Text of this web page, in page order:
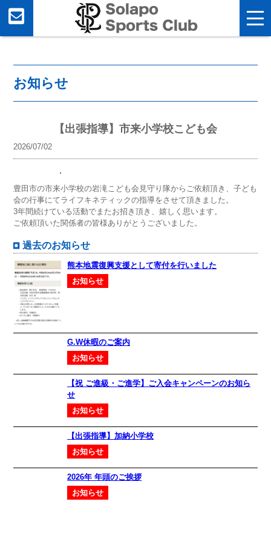
お知らせ
【出張指導】市来小学校こども会
2026/07/02
豊田市の市来小学校の岩滝こども会見守り隊からご依頼頂き、子ども
会の行事にてライフキネティックの指導をさせて頂きました。
3年間続けている活動でまたお招き頂き、嬉しく思います。
ご依頼頂いた関係者の皆様ありがとうございました。
過去のお知らせ
熊本地震復興支援として寄付を行いました
お知らせ
G.W休暇のご案内
お知らせ
【祝 ご進級・ご進学】ご入会キャンペーンのお知ら
せ
お知らせ
【出張指導】加納小学校
お知らせ
2026年 年頭のご挨拶
お知らせ